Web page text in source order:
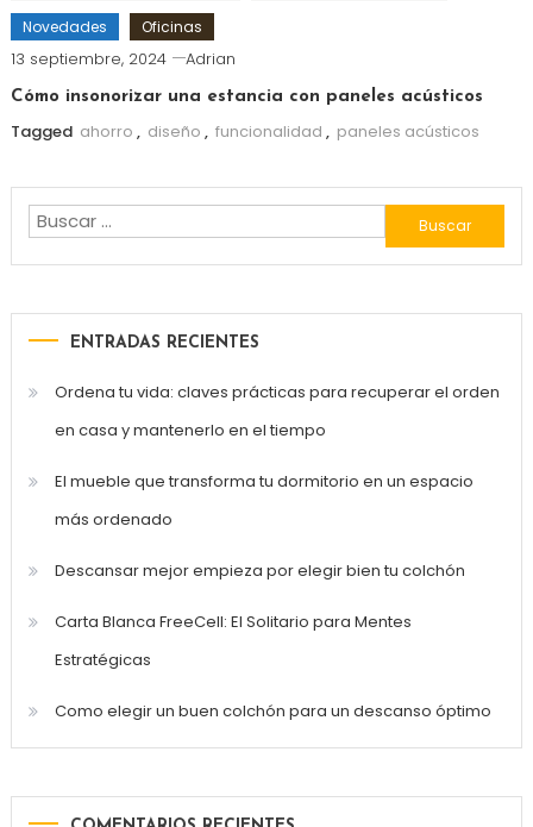
Novedades
Oficinas
13 septiembre, 2024 Adrian
Cómo insonorizar una estancia con paneles acústicos
Tagged ahorro , diseño , funcionalidad , paneles acústicos
Buscar:
ENTRADAS RECIENTES
Ordena tu vida: claves prácticas para recuperar el orden
en casa y mantenerlo en el tiempo
El mueble que transforma tu dormitorio en un espacio
más ordenado
Descansar mejor empieza por elegir bien tu colchón
Carta Blanca FreeCell: El Solitario para Mentes
Estratégicas
Como elegir un buen colchón para un descanso óptimo